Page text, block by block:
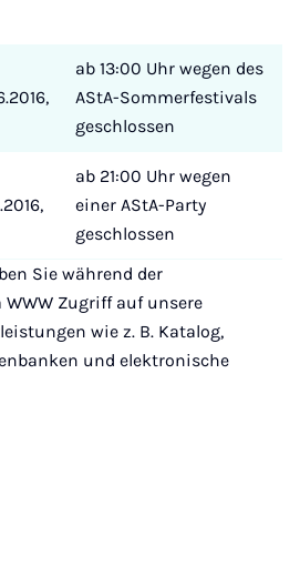
ab 13:00 Uhr wegen des
AStA-Sommerfestivals
geschlossen
ab 21:00 Uhr wegen
einer AStA-Party
geschlossen
Sie während der
Zugriff auf unsere
wie z. B. Katalog,
und elektronische